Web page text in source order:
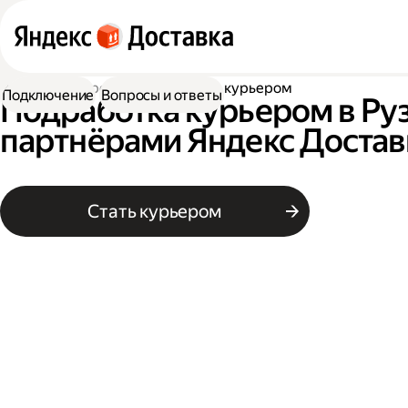
Работа курьером Подработка курьером
Подработка курьером в
партнёрами Яндекс
Стать курьером
Подключение Вопросы и ответы